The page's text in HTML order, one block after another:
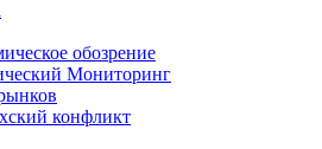
обозрение
Мониторинг
конфликт